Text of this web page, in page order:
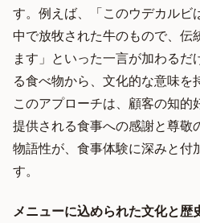
す。例えば、「このウデカルビ
中で放牧された牛のもので、伝
ます」といった一言が加わるだ
る食べ物から、文化的な意味を
このアプローチは、顧客の知的
提供される食事への感謝と尊敬
物語性が、食事体験に深みと付
す。
メニューに込められた文化と歴